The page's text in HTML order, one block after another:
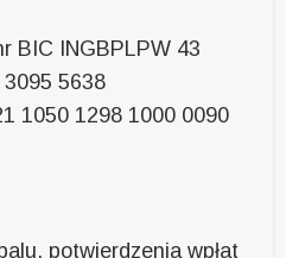
BIC INGBPLPW 43
5638
1050 1298 1000 0090
potwierdzenia wpłat